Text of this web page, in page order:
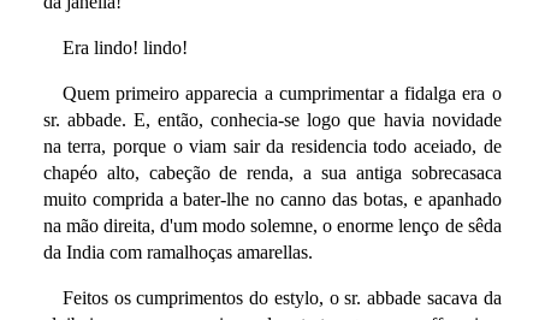
Era lindo! lindo!
Quem primeiro apparecia a cumprimentar a fidalga era o
sr. abbade. E, então, conhecia-se logo que havia novidade
na terra, porque o viam sair da residencia todo aceiado, de
chapéo alto, cabeção de renda, a sua antiga sobrecasaca
muito comprida a bater-lhe no canno das botas, e apanhado
na mão direita, d'um modo solemne, o enorme lenço de sêda
da India com ramalhoças amarellas.
Feitos os cumprimentos do estylo, o sr. abbade sacava da